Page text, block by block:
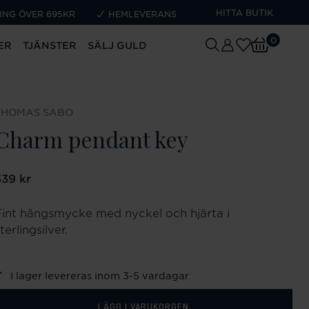
ÖVER 695KR HEMLEVERANS HITTA BUTIK
TJÄNSTER SÄLJ GULD 0
SABO
pendant key
:339 kr
kr
hängsmycke med nyckel och hjärta i
I lager levereras inom 3-5 vardagar
LÄGG I VARUKORGEN